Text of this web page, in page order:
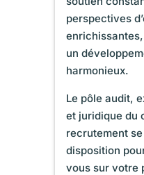
perspectives
un
harmonieux.
Le pôle audit,
et juridique du
recrutement
disposition
vous sur votre